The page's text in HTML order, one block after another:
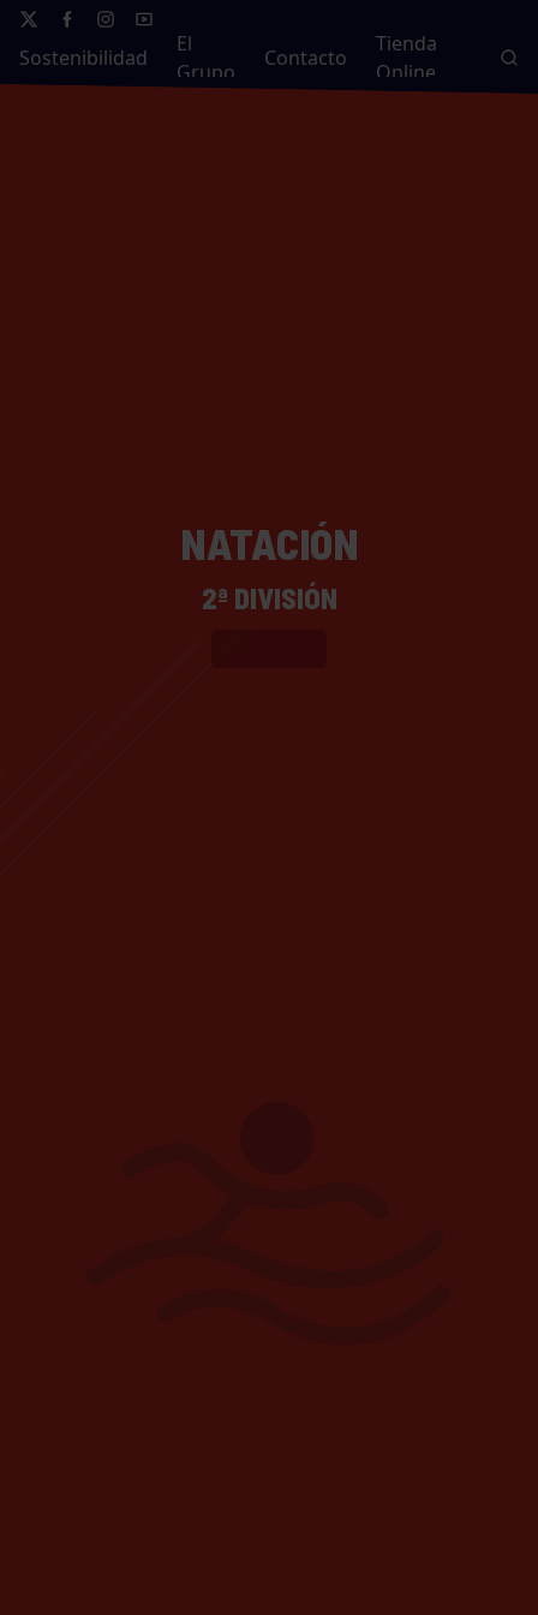
Sostenibilidad
El
Grupo
Contacto
Tienda
Online
NATACIÓN
2ª DIVISIÓN